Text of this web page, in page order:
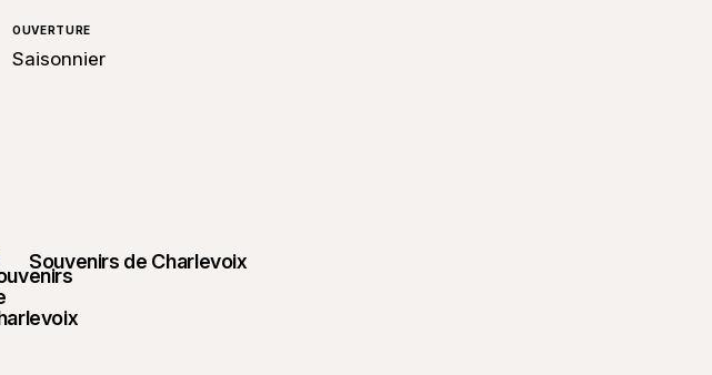
OUVERTURE
Saisonnier
Souvenirs de Charlevoix